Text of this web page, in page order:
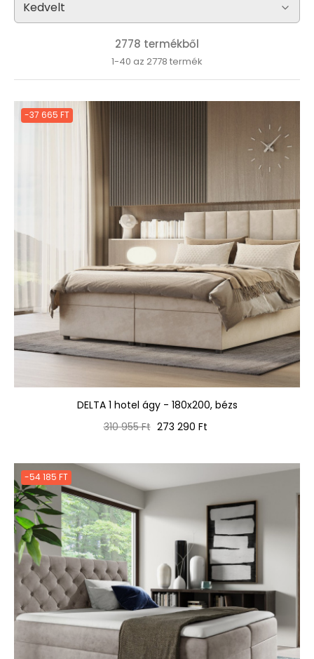
2778 termékből
1-40 az 2778 termék
-37 665 FT
DELTA 1 hotel ágy - 180x200, bézs
Normál
310 955 Ft Ár
273 290 Ft
-54 185 FT